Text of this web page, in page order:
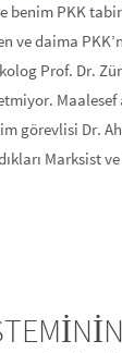
benim PKK
ve daima
Prof. Dr.
Maalesef
görevlisi Dr.
Marksist ve